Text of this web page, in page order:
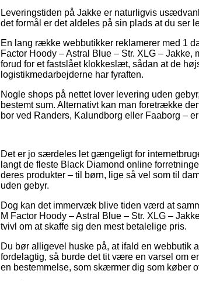
Leveringstiden på Jakke er naturligvis
det formål er det aldeles på sin plads at du ser
En lang række webbutikker reklamerer med 1
Factor Hoody – Astral Blue – Str. XLG –
forud for et fastslået klokkeslæt, sådan at de
logistikmedarbejderne har fyraften.
Nogle shops på nettet lover levering uden
bestemt sum. Alternativt kan man foretrække
bor ved Randers, Kalundborg eller Faaborg –
Det er jo særdeles let gængeligt for
langt de fleste Black Diamond online
deres produkter – til børn, lige så vel som til
uden gebyr.
Dog kan det immervæk blive tiden værd at
M Factor Hoody – Astral Blue – Str. XLG –
tvivl om at skaffe sig den mest betalelige pris.
Du bør alligevel huske på, at ifald en webbutik
fordelagtig, så burde det tit være en varsel om
en bestemmelse, som skærmer dig som køber